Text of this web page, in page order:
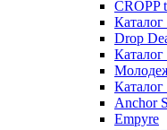
CROPP
Drop
Anchor
Empyre